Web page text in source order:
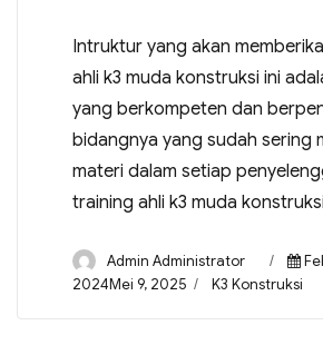
Intruktur yang akan
ahli k3 muda konstruksi ini
yang berkompeten dan
bidangnya yang sudah sering
materi dalam setiap
training ahli k3 muda
Admin Administrator
2024Mei 9, 2025
K3 Konstruksi